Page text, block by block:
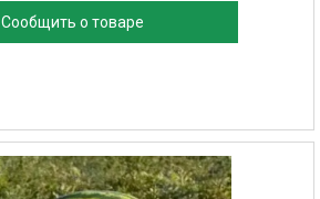
Сообщить о товаре